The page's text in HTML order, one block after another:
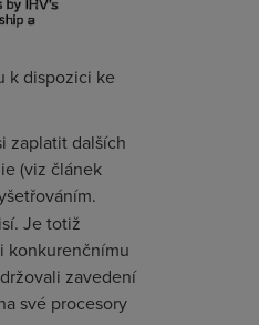
k dispozici ke
zaplatit dalších
(viz článek
Je totiž
konkurenčnímu
zavedení
své procesory